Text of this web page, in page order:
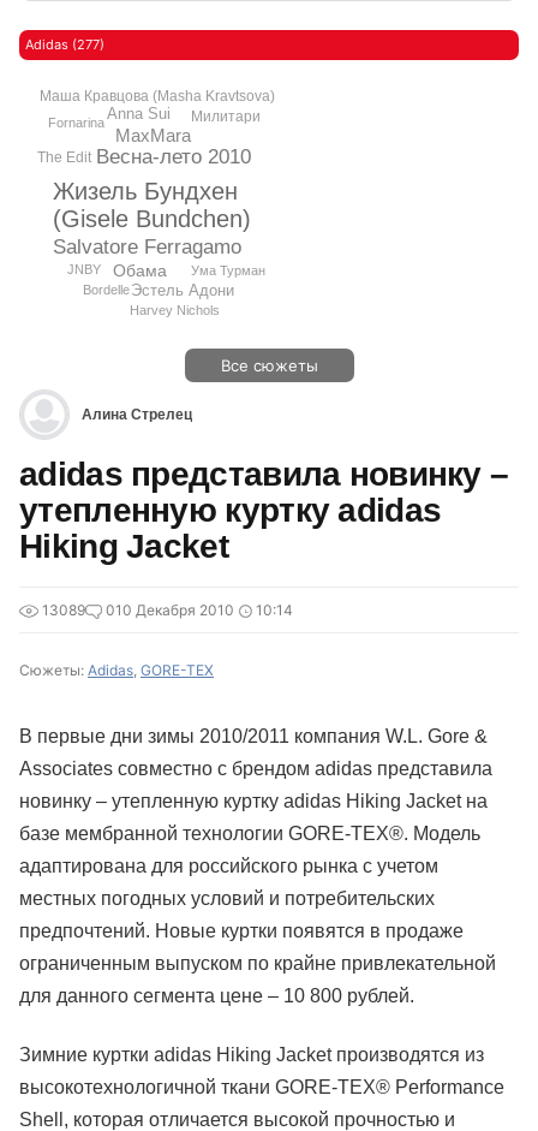
Adidas (277)
Жизель Бундхен
(Gisele Bundchen)
Salvatore Ferragamo
Весна-лето 2010
MaxMara
Обама
Эстель Адони
Anna Sui
Маша Кравцова (Masha Kravtsova)
The Edit
Милитари
Ума Турман
Harvey Nichols
Fornarina
JNBY
Bordelle
Все сюжеты
Алина Стрелец
adidas представила новинку –
утепленную куртку adidas
Hiking Jacket
13089 010 Декабря 2010 10:14
Сюжеты: Adidas, GORE-TEX
В первые дни зимы 2010/2011 компания W.L. Gore &
Associates совместно с брендом adidas представила
новинку – утепленную куртку adidas Hiking Jacket на
базе мембранной технологии GORE-TEX®. Модель
адаптирована для российского рынка с учетом
местных погодных условий и потребительских
предпочтений. Новые куртки появятся в продаже
ограниченным выпуском по крайне привлекательной
для данного сегмента цене – 10 800 рублей.
Зимние куртки adidas Hiking Jacket производятся из
высокотехнологичной ткани GORE-TEX® Performance
Shell, которая отличается высокой прочностью и